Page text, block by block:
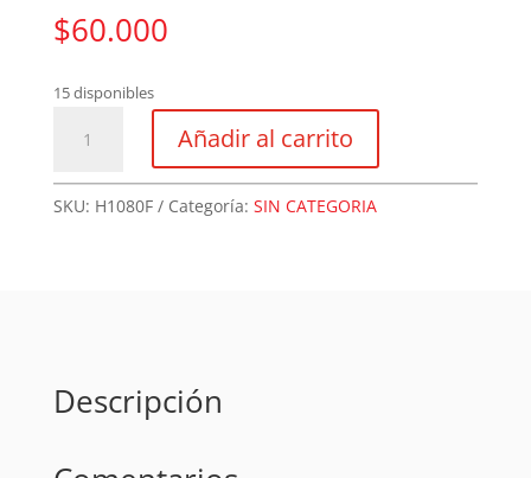
$60.000
15 disponibles
sierra
10X80X30
Añadir al carrito
SKU: H1080F Categoría: SIN CATEGORIA
Descripción